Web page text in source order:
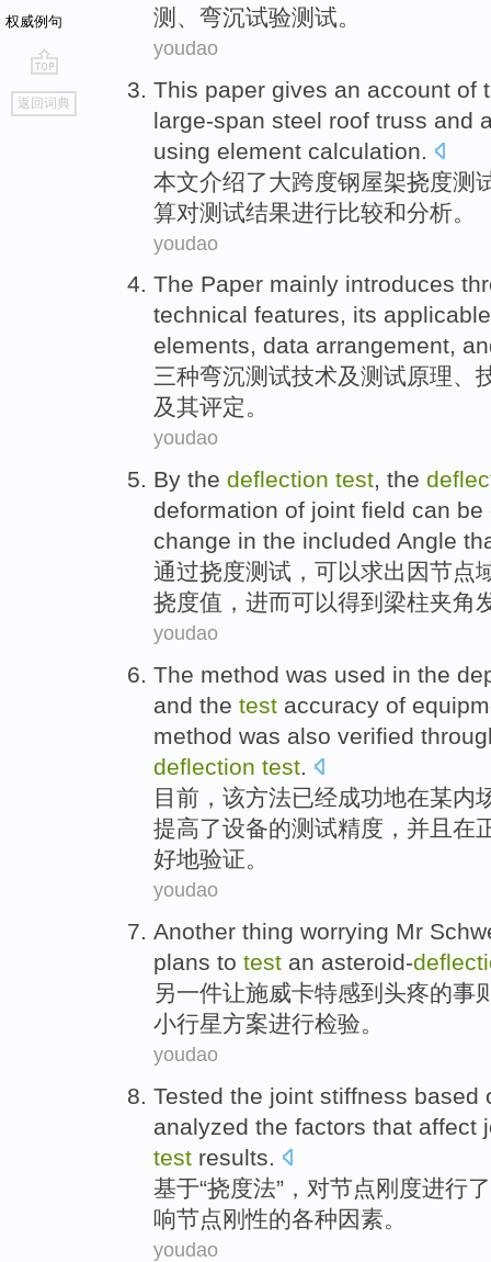
权威例句
go
top
返回词典
测 、 弯沉试验测试。
youdao
This paper gives an account of
large-span steel roof truss and
using element calculation
本文介绍了大跨度钢屋架挠度测
算对测试结果进行比较和分析。
youdao
The Paper mainly introduces
technical features, its applicable
elements, data arrangement,
三种弯沉测试技术及测试原理、
及其评定。
youdao
By the deflection test, the
deformation of joint field can be
change in the included Angle
通过挠度测试 ， 可以求出 因节点
挠度值， 进而可以得到 梁柱夹角
youdao
The method was used in the
and the test accuracy of
method was also verified
deflection test.
目前， 该方法已经成功地在某内
提高了设备的测试精度 ， 并且 在
好地验证。
youdao
Another thing worrying Mr
plans to test an asteroid-
另一件让施威卡特感到头疼的事
小行星方案进行检验。
youdao
Tested the joint stiffness based
analyzed the factors that affect
test results
基于“挠度法”， 对节点 刚度进行了
响节点 刚性的各种因素 。
youdao